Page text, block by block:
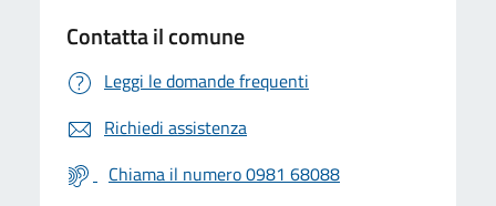
Contatta il comune
Leggi le domande frequenti
Richiedi assistenza
Chiama il numero 0981 68088